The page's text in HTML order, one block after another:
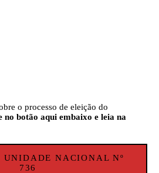
o processo de eleição do
no botão aqui embaixo e leia na
NACIONAL Nº
736